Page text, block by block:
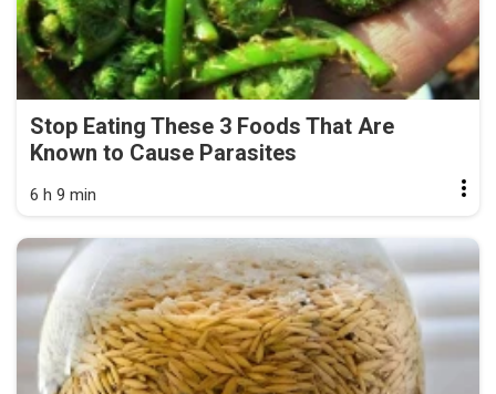
Stop Eating These 3 Foods That Are
Known to Cause Parasites
6 h 9 min